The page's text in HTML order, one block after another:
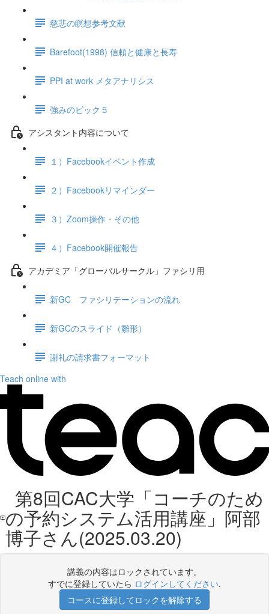
慈悲の瞑想参考文献
Barefoot(1998) 信頼と健康と長寿
PPI at work メタアナリシス
強みのビック５
アシスタント内容について
１）Facebookイベント作成
２）Facebookリマインダー
３）Zoom操作・その他
４）Facebook開催報告
アカデミア「グローバルサークル」ファシリ用
新GC ファシリテーションの流れ
新GCのスライド（雛形）
謝礼の請求書フォーマット
Teach online with
第8回CAC大学「コーチのため
の予約システム活用講座」阿部
博子さん(2025.03.20)
講義の内容はロックされています。
すでに登録していたら ログインしてください.
コースに登録してロックを解除する